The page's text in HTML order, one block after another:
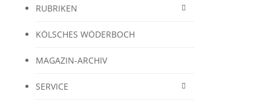
RUBRIKEN
KÖLSCHES WÖDERBOCH
MAGAZIN-ARCHIV
SERVICE